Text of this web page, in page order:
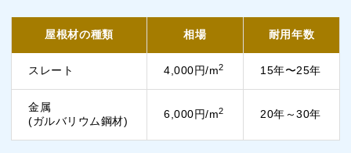
屋根材の種類 相場 耐用年数
スレート 4,000円/m2 15年〜25年
金属
(ガルバリウム鋼材)
6,000円/m2 20年～30年